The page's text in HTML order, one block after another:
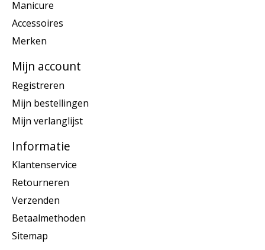
Manicure
Accessoires
Merken
Mijn account
Registreren
Mijn bestellingen
Mijn verlanglijst
Informatie
Klantenservice
Retourneren
Verzenden
Betaalmethoden
Sitemap